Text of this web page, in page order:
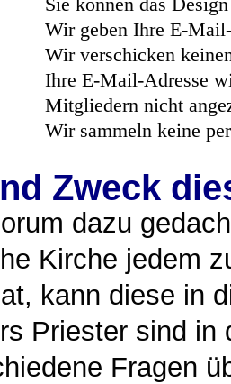
Sie können das
Wir geben Ihre E-
Wir verschicken
Ihre E-Mail-Adresse
Mitgliedern nicht
Wir sammeln keine
Zweck
dazu
Kirche jedem
kann diese in
Priester sind in
Fragen